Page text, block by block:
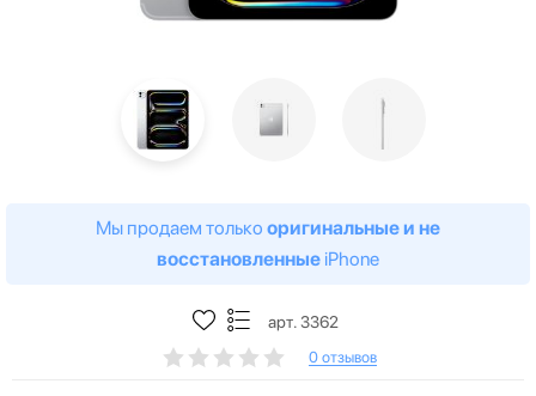
Мы продаем только оригинальные и не
восстановленные iPhone
арт. 3362
0 отзывов